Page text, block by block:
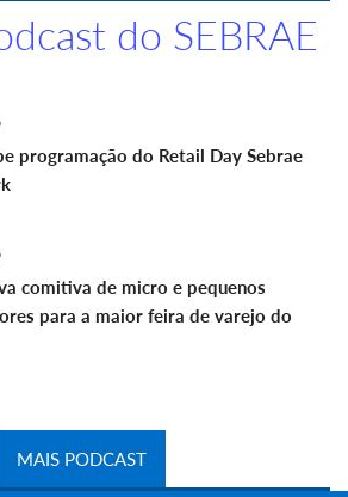
do SEBRAE
programação do Retail Day Sebrae
comitiva de micro e pequenos
para a maior feira de varejo do
MAIS PODCAST